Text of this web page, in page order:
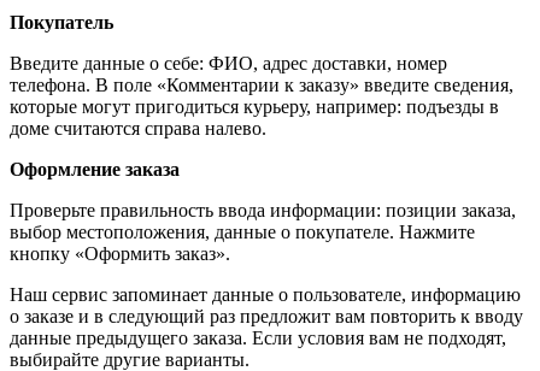
Покупатель
Введите данные о себе: ФИО, адрес доставки, номер
телефона. В поле «Комментарии к заказу» введите сведения,
которые могут пригодиться курьеру, например: подъезды в
доме считаются справа налево.
Оформление заказа
Проверьте правильность ввода информации: позиции заказа,
выбор местоположения, данные о покупателе. Нажмите
кнопку «Оформить заказ».
Наш сервис запоминает данные о пользователе, информацию
о заказе и в следующий раз предложит вам повторить к вводу
данные предыдущего заказа. Если условия вам не подходят,
выбирайте другие варианты.